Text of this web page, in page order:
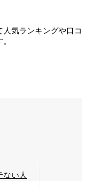
気ランキングや口コ
ない人